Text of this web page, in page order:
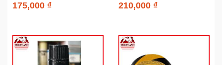
175,000 ₫ 210,000 ₫